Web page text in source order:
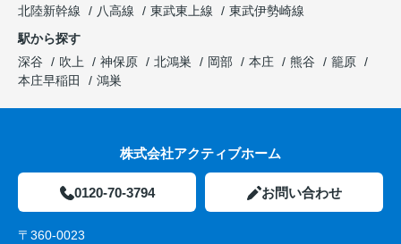
北陸新幹線
八高線 東武東上線
東武伊勢崎線
駅から探す
深谷
吹上 神保原 北鴻巣 岡部 本庄 熊谷
籠原
本庄早稲田
鴻巣
株式会社アクティブホーム
0120-70-3794 お問い合わせ
〒360-0023